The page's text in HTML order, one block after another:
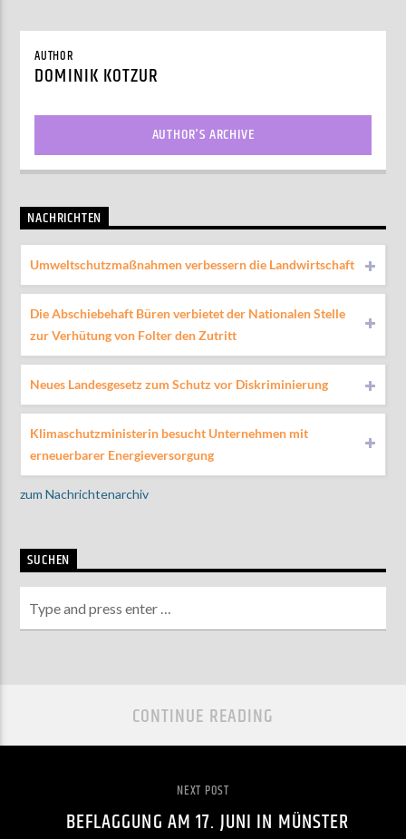
ZU HÖREN IN
AUTHOR
DOMINIK KOTZUR
AUTHOR'S ARCHIVE
NACHRICHTEN
Umweltschutzmaßnahmen verbessern die Landwirtschaft
Die Abschiebehaft Büren verbietet der Nationalen Stelle
zur Verhütung von Folter den Zutritt
Neues Landesgesetz zum Schutz vor Diskriminierung
Klimaschutzministerin besucht Unternehmen mit
erneuerbarer Energieversorgung
zum Nachrichtenarchiv
SUCHEN
CONTINUE READING
NEXT POST
BEFLAGGUNG AM 17. JUNI IN MÜNSTER